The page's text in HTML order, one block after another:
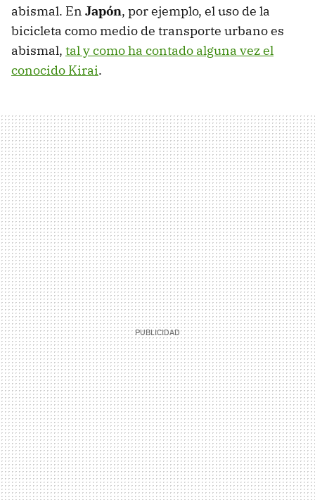
abismal. En Japón, por ejemplo, el uso de la
bicicleta como medio de transporte urbano es
abismal, tal y como ha contado alguna vez el
conocido Kirai.